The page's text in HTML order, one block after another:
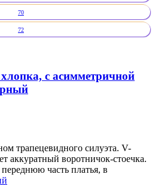
70
72
с асимметричной
трапецевидного силуэта. V-
аккуратный воротничок-стоечка.
часть платья, в